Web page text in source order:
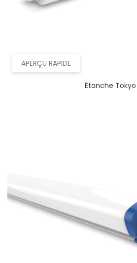
APERÇU RAPIDE
Étanche Tokyo